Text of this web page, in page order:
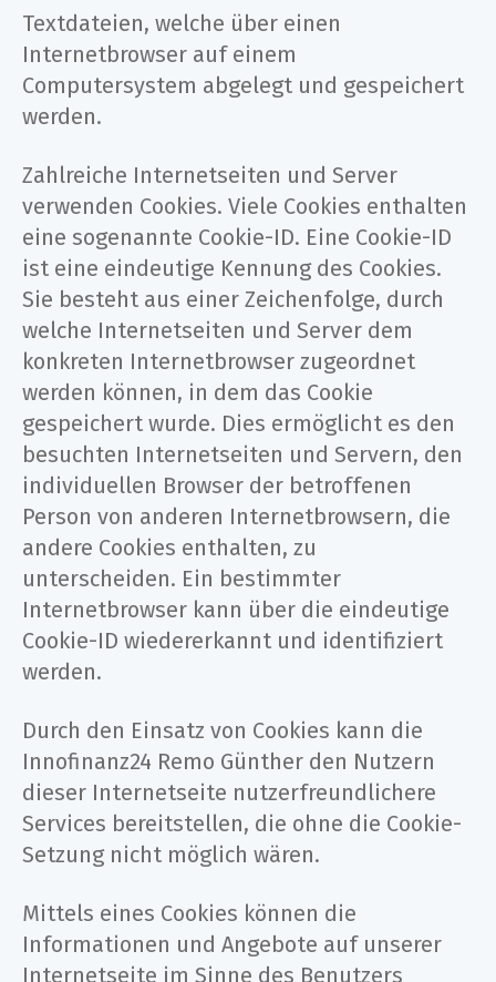
Textdateien, welche über einen
Internetbrowser auf einem
Computersystem abgelegt und gespeichert
werden.
Zahlreiche Internetseiten und Server
verwenden Cookies. Viele Cookies enthalten
eine sogenannte Cookie-ID. Eine Cookie-ID
ist eine eindeutige Kennung des Cookies.
Sie besteht aus einer Zeichenfolge, durch
welche Internetseiten und Server dem
konkreten Internetbrowser zugeordnet
werden können, in dem das Cookie
gespeichert wurde. Dies ermöglicht es den
besuchten Internetseiten und Servern, den
individuellen Browser der betroffenen
Person von anderen Internetbrowsern, die
andere Cookies enthalten, zu
unterscheiden. Ein bestimmter
Internetbrowser kann über die eindeutige
Cookie-ID wiedererkannt und identifiziert
werden.
Durch den Einsatz von Cookies kann die
Innofinanz24 Remo Günther den Nutzern
dieser Internetseite nutzerfreundlichere
Services bereitstellen, die ohne die Cookie-
Setzung nicht möglich wären.
Mittels eines Cookies können die
Informationen und Angebote auf unserer
Internetseite im Sinne des Benutzers